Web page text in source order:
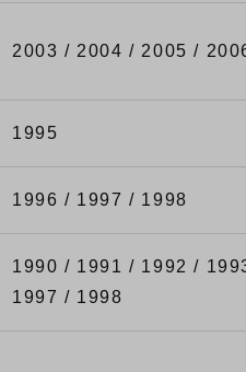
2003 / 2004 / 2005 /
1995
1996 / 1997 / 1998
1990 / 1991 / 1992 /
1997 / 1998